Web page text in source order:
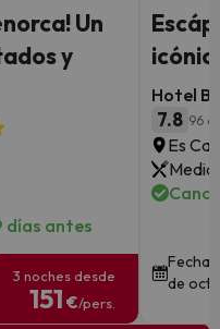
Un
y
días antes
3 noches desde
151 €/pers.
Hotel
7.8 96
Es
Media
de